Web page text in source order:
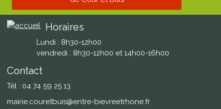
Horaires
Lundi : 8h30-12h00
vendredi : 8h30-12h00 et 14h00-16h00
Contact
Tél : 04 74 59 25 13
mairie.couretbuis@entre-bievreetrhone.fr